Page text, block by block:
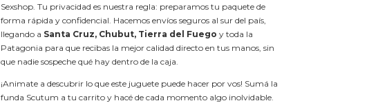
Sexshop. Tu privacidad es nuestra regla: preparamos tu paquete de
forma rápida y confidencial. Hacemos envíos seguros al sur del país,
llegando a Santa Cruz, Chubut, Tierra del Fuego y toda la
Patagonia para que recibas la mejor calidad directo en tus manos, sin
que nadie sospeche qué hay dentro de la caja.
¡Animate a descubrir lo que este juguete puede hacer por vos! Sumá la
funda Scutum a tu carrito y hacé de cada momento algo inolvidable.